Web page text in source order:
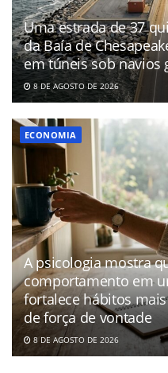
Uma estrada de 37
da Baía de
em túneis sob navios
8 DE AGOSTO DE 2026
ECONOMIA
A psicologia mostra
comportamento em
fortalece hábitos
de força de vontade
8 DE AGOSTO DE 2026